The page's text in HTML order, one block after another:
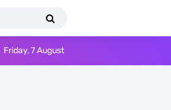
Friday, 7 August